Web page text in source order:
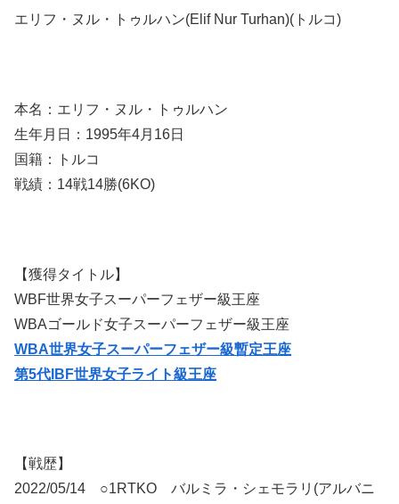
エリフ・ヌル・トゥルハン(Elif Nur Turhan)(トルコ)
本名：エリフ・ヌル・トゥルハン
生年月日：1995年4月16日
国籍：トルコ
戦績：14戦14勝(6KO)
【獲得タイトル】
WBF世界女子スーパーフェザー級王座
WBAゴールド女子スーパーフェザー級王座
WBA世界女子スーパーフェザー級暫定王座
第5代IBF世界女子ライト級王座
【戦歴】
2022/05/14 ○1RTKO バルミラ・シェモラリ(アルバニ